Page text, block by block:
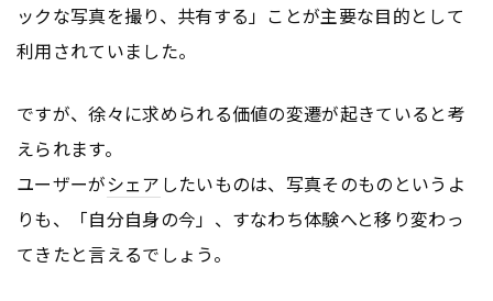
ックな写真を撮り、共有する」ことが主要な目的として
利用されていました。
ですが、徐々に求められる価値の変遷が起きていると考
えられます。
ユーザーがシェア したいものは、写真そのものというよ
りも、「自分自身の今」、すなわち体験へと移り変わっ
てきたと言えるでしょう。